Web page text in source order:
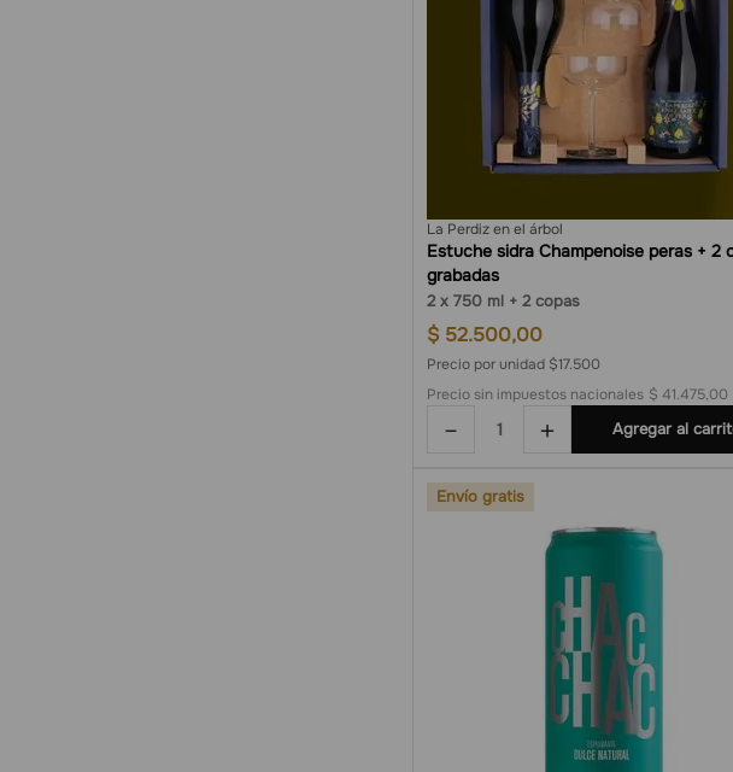
La Perdiz en el árbol
Estuche sidra Champenoise peras + 2
grabadas
2 750 ml 2 copas
$ 52.500,00
Precio por unidad $17.500
Precio sin impuestos nacionales $ 41.475,00
＋
－ Agregar al
Envío gratis